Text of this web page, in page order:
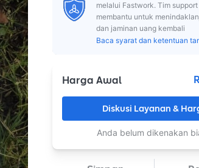
melalui Fastwork. Tim
membantu untuk
dan jaminan uang kembali
Baca syarat dan ketentuan
Harga Awal
Diskusi Layanan &
Anda belum dikenakan